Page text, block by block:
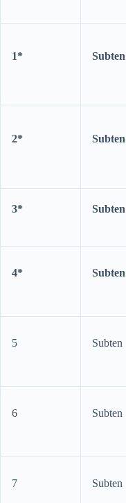
1* Subten
2* Subten
3* Subten
4* Subten
5 Subten
6 Subten
7 Subten